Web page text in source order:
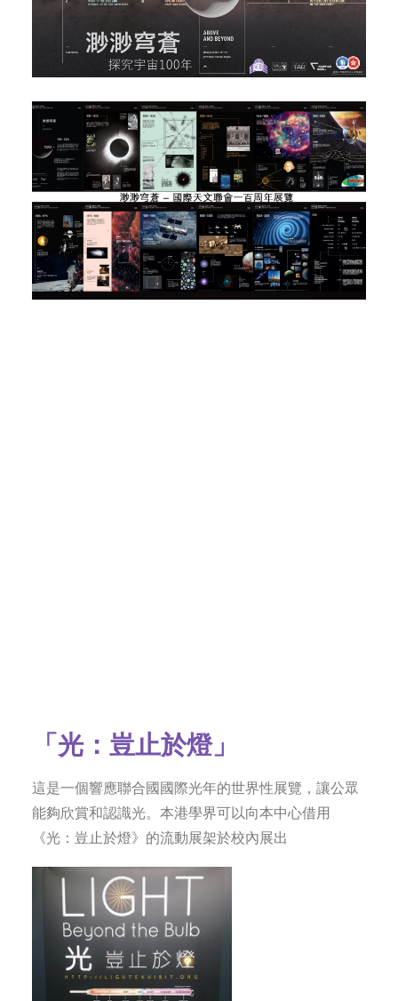
「光：豈止於燈」
這是一個響應聯合國國際光年的世界性展覽，讓公眾
能夠欣賞和認識光。本港學界可以向本中心借用
《光：豈止於燈》的流動展架於校內展出